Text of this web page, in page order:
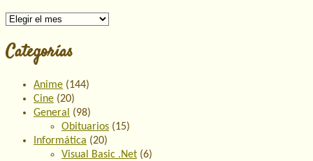
Archivos
Categorías
Anime (144)
Cine (20)
General
(98)
Obituarios (15)
Informática (20)
Visual Basic .Net (6)